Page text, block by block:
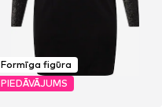
Formīga figūra
PIEDĀVĀJUMS